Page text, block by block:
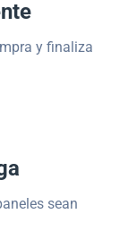
y finaliza
sean